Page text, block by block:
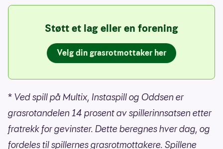
Støtt et lag eller en forening
Velg din grasrotmottaker her
* Ved spill på Multix, Instaspill og Oddsen er
grasrotandelen 14 prosent av spillerinnsatsen etter
fratrekk for gevinster. Dette beregnes hver dag, og
fordeles til spillernes grasrotmottakere. Spillene